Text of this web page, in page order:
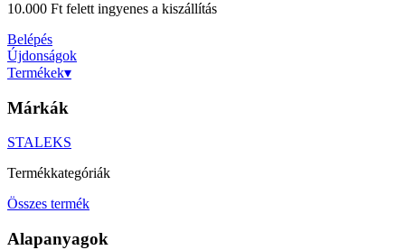
10.000 Ft felett ingyenes a kiszállítás
Belépés
Újdonságok
Termékek▾
Márkák
STALEKS
Termékkategóriák
Összes termék
Alapanyagok